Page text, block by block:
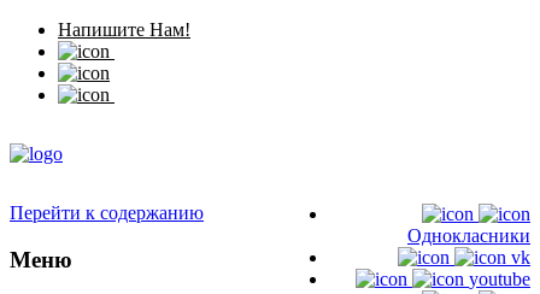
Напишите Нам!
Однокласники
vk
youtube
Перейти к содержанию
Меню